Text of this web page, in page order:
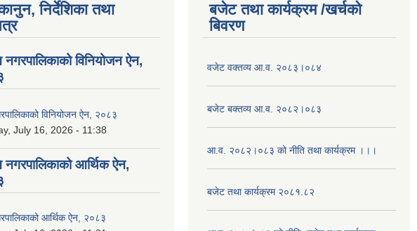
निर्देशिका तथा
विनियोजन ऐन,
विनियोजन ऐन, २०८३
July 16, 2026 - 11:38
आर्थिक ऐन,
आर्थिक ऐन, २०८३
बजेट तथा कार्यक्रम /खर्चको
बिवरण
वजेट वक्तव्य आ.व. २०८३।०८४
बजेट बक्तव्य आ.व. २०८२।०८३
आ.व. २०८२।०८३ को नीति तथा कार्यक्रम ।।।
बजेट तथा कार्यक्रम २०८१.८२